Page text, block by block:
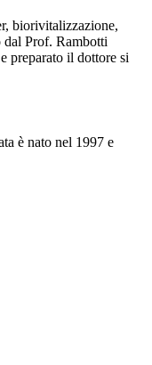
biorivitalizzazione,
dal Prof. Rambotti
preparato il dottore si
è nato nel 1997 e